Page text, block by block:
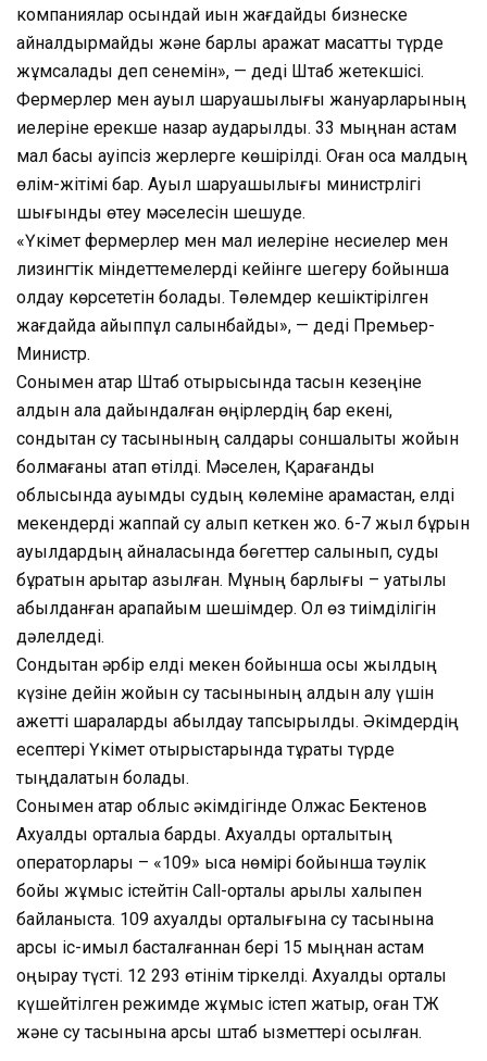
компаниялар осындай қиын жағдайды бизнеске
айналдырмайды және барлық қаражат мақсатты түрде
жұмсалады деп сенемін», — деді Штаб жетекшісі.
Фермерлер мен ауыл шаруашылығы жануарларының
иелеріне ерекше назар аударылды. 33 мыңнан астам
мал басы қауіпсіз жерлерге көшірілді. Оған қоса малдың
өлім-жітімі бар. Ауыл шаруашылығы министрлігі
шығынды өтеу мәселесін шешуде.
«Үкімет фермерлер мен мал иелеріне несиелер мен
лизингтік міндеттемелерді кейінге шегеру бойынша
қолдау көрсететін болады. Төлемдер кешіктірілген
жағдайда айыппұл салынбайды», — деді Премьер-
Министр.
Сонымен қатар Штаб отырысында тасқын кезеңіне
алдын ала дайындалған өңірлердің бар екені,
сондықтан су тасқынының салдары соншалықты жойқын
болмағаны атап өтілді. Мәселен, Қарағанды
облысында ауқымды судың көлеміне қарамастан, елді
мекендерді жаппай су алып кеткен жоқ. 6-7 жыл бұрын
ауылдардың айналасында бөгеттер салынып, суды
бұратын арықтар қазылған. Мұның барлығы – уақтылы
қабылданған қарапайым шешімдер. Ол өз тиімділігін
дәлелдеді.
Сондықтан әрбір елді мекен бойынша осы жылдың
күзіне дейін жойқын су тасқынының алдын алу үшін
қажетті шараларды қабылдау тапсырылды. Әкімдердің
есептері Үкімет отырыстарында тұрақты түрде
тыңдалатын болады.
Сонымен қатар облыс әкімдігінде Олжас Бектенов
Ахуалдық орталыққа барды. Ахуалдық орталықтың
операторлары – «109» қысқа нөмірі бойынша тәулік
бойы жұмыс істейтін Call-орталық арқылы халықпен
байланыста. 109 ахуалдық орталығына су тасқынына
қарсы іс-қимыл басталғаннан бері 15 мыңнан астам
қоңырау түсті. 12 293 өтінім тіркелді. Ахуалдық орталық
күшейтілген режимде жұмыс істеп жатыр, оған ТЖ
және су тасқынына қарсы штаб қызметтері қосылған.